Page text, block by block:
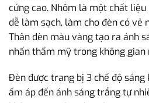
cứng cao. Nhôm là một chất liệu
dễ làm sạch, làm cho đèn có vẻ
Thân đèn màu vàng tạo ra ánh
nhấn thẩm mỹ trong không gian
Đèn được trang bị 3 chế độ sáng
ấm áp đến ánh sáng trắng tự